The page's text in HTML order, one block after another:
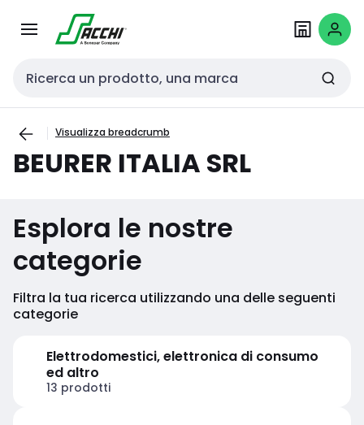
navigazionecontenuto
Cerca input
Visualizza breadcrumb
BEURER ITALIA SRL
Esplora le nostre
categorie
Filtra la tua ricerca utilizzando una delle seguenti
categorie
Elettrodomestici, elettronica di consumo
ed altro
13 prodotti